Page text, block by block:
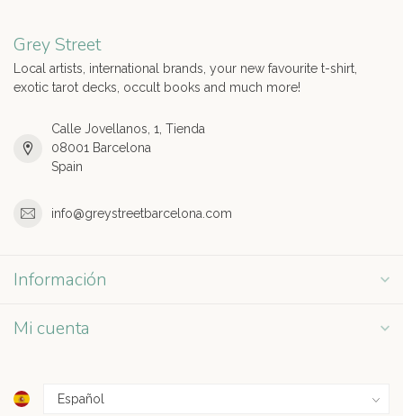
Grey Street
Local artists, international brands, your new favourite t-shirt,
exotic tarot decks, occult books and much more!
Calle Jovellanos, 1, Tienda
08001 Barcelona
Spain
info@greystreetbarcelona.com
Información
Mi cuenta